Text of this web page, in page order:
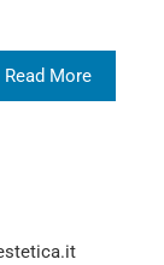
Read More